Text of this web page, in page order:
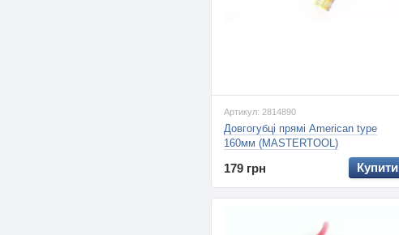
Артикул: 2814890
Довгогубці прямі American type
160мм (MASTERTOOL)
179 грн Купити